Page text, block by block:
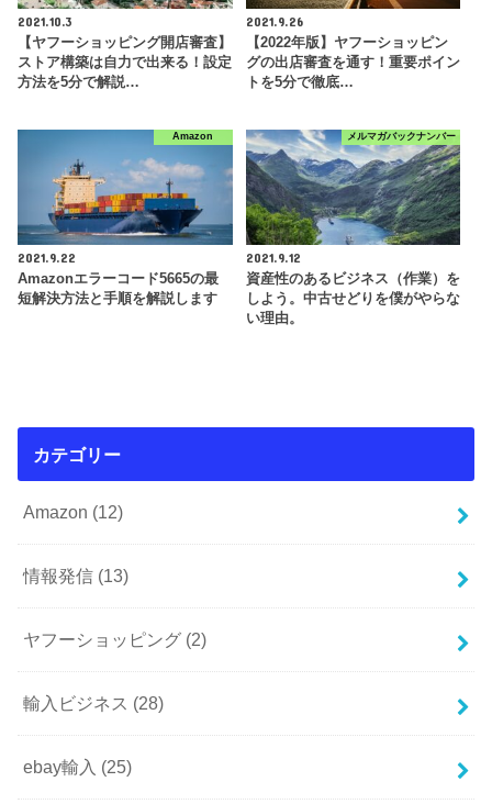
2021.10.3
【ヤフーショッピング開店審査】
ストア構築は自力で出来る！設定
方法を5分で解説…
2021.9.26
【2022年版】ヤフーショッピン
グの出店審査を通す！重要ポイン
トを5分で徹底…
Amazon
2021.9.22
Amazonエラーコード5665の最
短解決方法と手順を解説します
メルマガバックナンバー
2021.9.12
資産性のあるビジネス（作業）を
しよう。中古せどりを僕がやらな
い理由。
カテゴリー
Amazon (12)
情報発信 (13)
ヤフーショッピング (2)
輸入ビジネス (28)
ebay輸入 (25)